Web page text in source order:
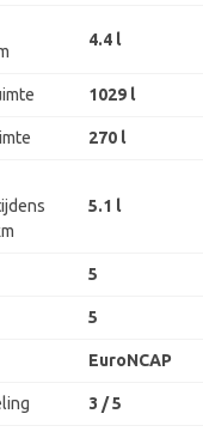
4.4 l
1029 l
270 l
5.1 l
5
5
EuroNCAP
3 / 5